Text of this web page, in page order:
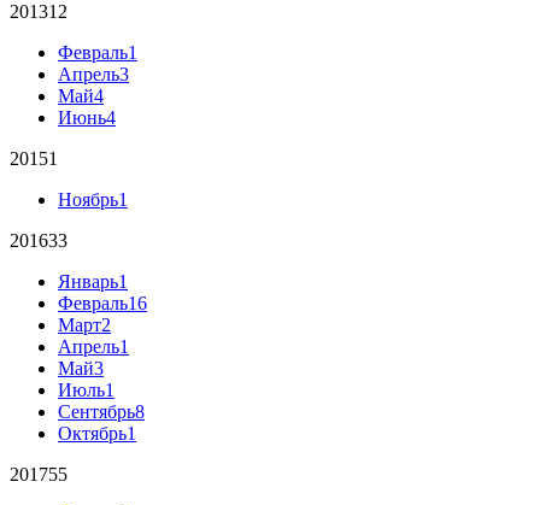
201312
Февраль1
Апрель3
Май4
Июнь4
20151
Ноябрь1
201633
Январь1
Февраль16
Март2
Апрель1
Май3
Июль1
Сентябрь8
Октябрь1
201755